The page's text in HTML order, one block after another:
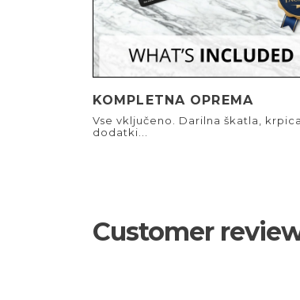
KOMPLETNA OPREMA
Vse vključeno. Darilna škatla, krpica,
dodatki...
Customer